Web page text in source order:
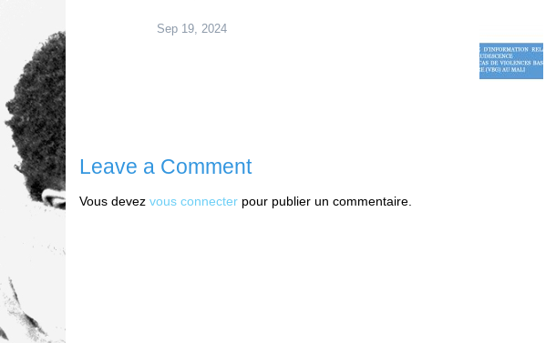
Sep 19, 2024
Leave a Comment
Vous devez vous connecter pour publier un commentaire.